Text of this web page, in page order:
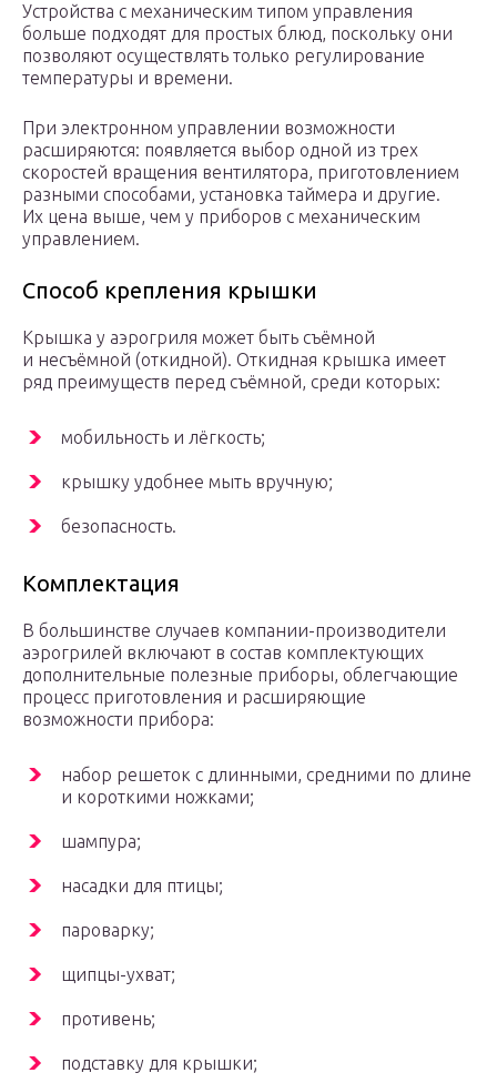
Устройства с механическим типом управления
больше подходят для простых блюд, поскольку они
позволяют осуществлять только регулирование
температуры и времени.
При электронном управлении возможности
расширяются: появляется выбор одной из трех
скоростей вращения вентилятора, приготовлением
разными способами, установка таймера и другие.
Их цена выше, чем у приборов с механическим
управлением.
Способ крепления крышки
Крышка у аэрогриля может быть съёмной
и несъёмной (откидной). Откидная крышка имеет
ряд преимуществ перед съёмной, среди которых:
мобильность и лёгкость;
крышку удобнее мыть вручную;
безопасность.
Комплектация
В большинстве случаев компании-производители
аэрогрилей включают в состав комплектующих
дополнительные полезные приборы, облегчающие
процесс приготовления и расширяющие
возможности прибора:
набор решеток с длинными, средними по длине
и короткими ножками;
шампура;
насадки для птицы;
пароварку;
щипцы-ухват;
противень;
подставку для крышки;